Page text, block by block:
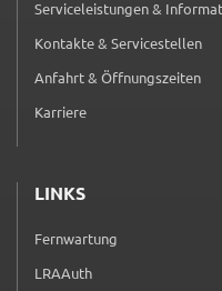
Serviceleistungen &
Kontakte & Servicestellen
Anfahrt & Öffnungszeiten
Karriere
LINKS
Fernwartung
(externer Link, öffnet in
LRAAuth
(externer Link, öffnet in
Anbieter:
Vermessung
WEBANALYSE
Unser Webanalyse-